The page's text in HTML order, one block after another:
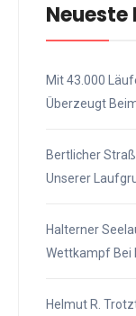
Mit 43.000
Überzeugt
Bertlicher
Unserer
Halterner
Wettkampf
Helmut R.